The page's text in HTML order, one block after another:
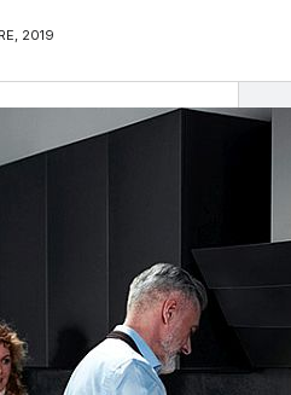
2019